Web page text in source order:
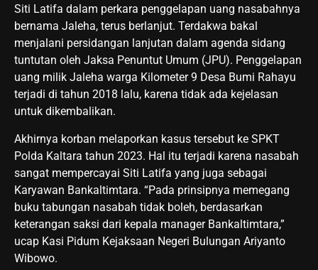
Siti Latifa dalam perkara penggelapan uang nasabahnya
bernama Jaleha, terus berlanjut. Terdakwa bakal
menjalani persidangan lanjutan dalam agenda sidang
tuntutan oleh Jaksa Penuntut Umum (JPU). Penggelapan
uang milik Jaleha warga Kilometer 9 Desa Bumi Rahayu
terjadi di tahun 2018 lalu, karena tidak ada kejelasan
untuk dikembalikan.
Akhirnya korban melaporkan kasus tersebut ke SPKT
Polda Kaltara tahun 2023. Hal itu terjadi karena nasabah
sangat mempercayai Siti Latifa yang juga sebagai
Karyawan Bankaltimtara. “Pada prinsipnya memegang
buku tabungan nasabah tidak boleh, berdasarkan
keterangan saksi dari kepala manager Bankaltimtara,”
ucap Kasi Pidum Kejaksaan Negeri Bulungan Ariyanto
Wibowo.